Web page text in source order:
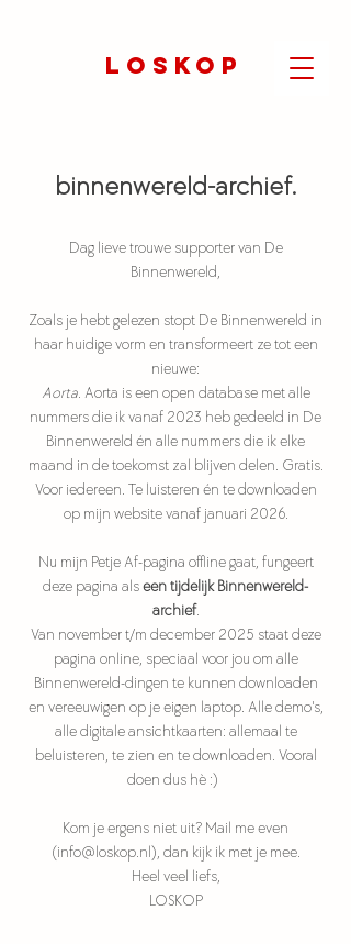
LOSKOP
binnenwereld-archief.
Dag lieve trouwe supporter van De
Binnenwereld,
Zoals je hebt gelezen stopt De Binnenwereld in
haar huidige vorm en transformeert ze tot een
nieuwe:
Aorta. Aorta is een open database met alle
nummers die ik vanaf 2023 heb gedeeld in De
Binnenwereld én alle nummers die ik elke
maand in de toekomst zal blijven delen. Gratis.
Voor iedereen. Te luisteren én te downloaden
op mijn website vanaf januari 2026.
Nu mijn Petje Af-pagina offline gaat, fungeert
deze pagina alseen tijdelijk Binnenwereld-
archief.
Van november t/m december 2025 staat deze
pagina online, speciaal voor jou om alle
Binnenwereld-dingen te kunnen downloaden
en vereeuwigen op je eigen laptop. Alle demo's,
alle digitale ansichtkaarten: allemaal te
beluisteren, te zien en te downloaden. Vooral
doen dus hè :)
Kom je ergens niet uit? Mail me even
(info@loskop.nl), dan kijk ik met je mee.
Heel veel liefs,
LOSKOP